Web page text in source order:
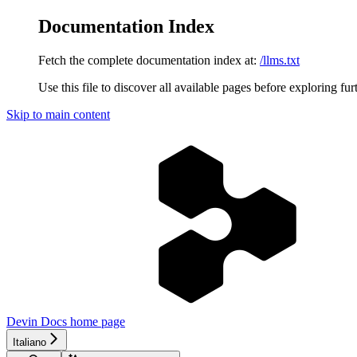
Documentation Index
Fetch the complete documentation index at: /llms.txt
Use this file to discover all available pages before exploring
Skip to main content
Devin Docs home page
Italiano